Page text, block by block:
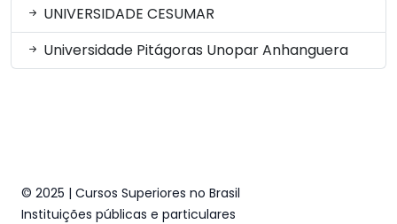
UNIVERSIDADE CESUMAR
Universidade Pitágoras Unopar Anhanguera
© 2025 | Cursos Superiores no Brasil
Instituições públicas e particulares